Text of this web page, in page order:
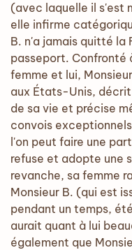
(avec laquelle il s'est
elle infirme
B. n'a jamais quitté la
passeport. Confronté
femme et lui,
aux États-Unis,
de sa vie et précise
convois
l'on peut faire une
refuse et adopte une
revanche, sa femme
Monsieur B. (qui est
pendant un temps,
aurait quant à lui
également que